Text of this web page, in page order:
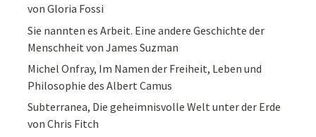
von Gloria Fossi
Sie nannten es Arbeit. Eine andere Geschichte der
Menschheit von James Suzman
Michel Onfray, Im Namen der Freiheit, Leben und
Philosophie des Albert Camus
Subterranea, Die geheimnisvolle Welt unter der Erde
von Chris Fitch